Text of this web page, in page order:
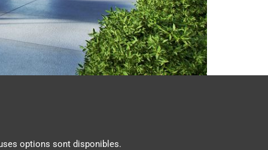
options sont disponibles.